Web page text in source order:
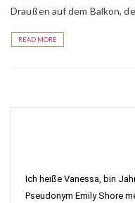
Draußen auf dem Balkon,
READ MORE
Ich heiße Vanessa, bin
Pseudonym Emily Shore